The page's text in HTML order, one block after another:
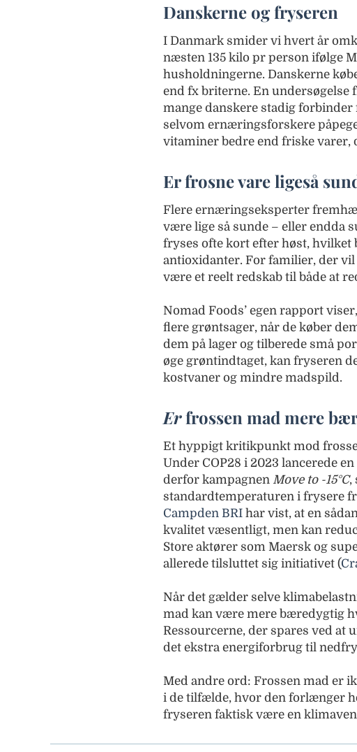
Danskerne og fryseren
I Danmark smider vi hvert år
næsten 135 kilo pr person ifølge
husholdningerne. Danskerne
end fx briterne. En undersøgelse
mange danskere stadig
selvom ernæringsforskere
vitaminer bedre end friske varer,
Er frosne vare ligeså
Flere ernæringseksperter
være lige så sunde – eller endda
fryses ofte kort efter høst,
antioxidanter. For familier, der
være et reelt redskab til både at
Nomad Foods’ egen rapport
flere grøntsager, når de køber
dem på lager og tilberede små
øge grøntindtaget, kan fryseren
kostvaner og mindre madspild.
Erfrossen mad mere
Et hyppigt kritikpunkt mod
Under COP28 i 2023 lancerede
derfor kampagnen Move to -15°C,
standardtemperaturen i frysere
Campden BRIhar vist, at en
kvalitet væsentligt, men kan
Store aktører som Maersk og
allerede tilsluttet sig initiativet (
Når det gælder selve
mad kan være mere bæredygtig
Ressourcerne, der spares ved at
det ekstra energiforbrug til
Med andre ord: Frossen mad er
i de tilfælde, hvor den forlænger
fryseren faktisk være en